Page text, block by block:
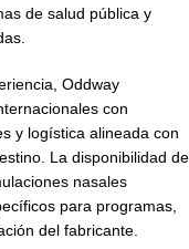
de salud pública y
Oddway
con
y logística alineada con
La disponibilidad de
nasales
para programas,
del fabricante.